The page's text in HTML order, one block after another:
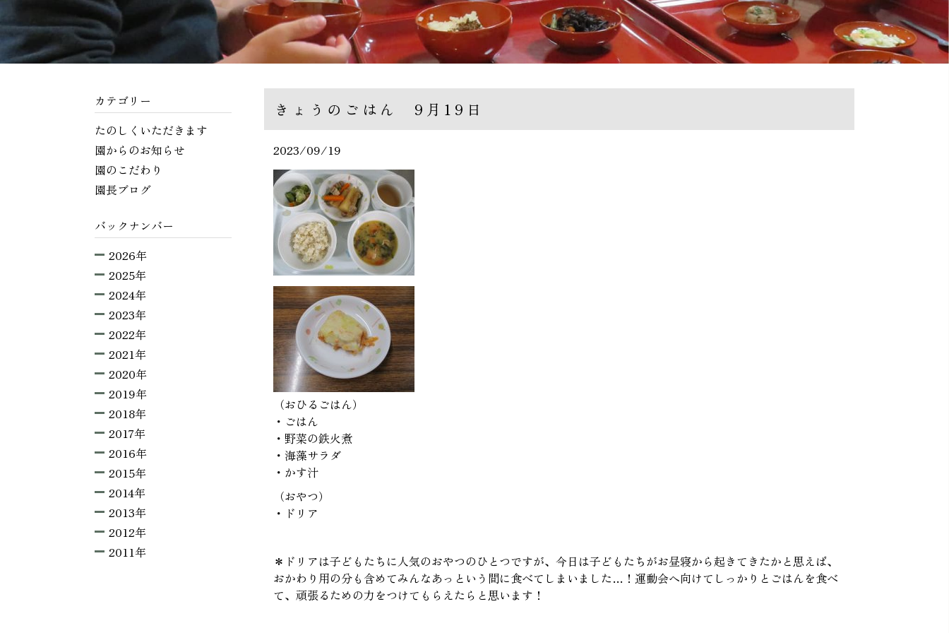
きょうのごはん 9月19日
2023/09/19
（おひるごはん）
・ごはん
・野菜の鉄火煮
・海藻サラダ
・かす汁
（おやつ）
・ドリア
＊ドリアは子どもたちに人気のおやつのひとつですが、今日は子どもたちがお昼寝から起きてきたかと思えば、
おかわり用の分も含めてみんなあっという間に食べてしまいました…！運動会へ向けてしっかりとごはんを食べ
て、頑張るための力をつけてもらえたらと思います！
カテゴリー
たのしくいただきます
園からのお知らせ
園のこだわり
園長ブログ
バックナンバー
2026年
2025年
2024年
2023年
2022年
2021年
2020年
2019年
2018年
2017年
2016年
2015年
2014年
2013年
2012年
2011年